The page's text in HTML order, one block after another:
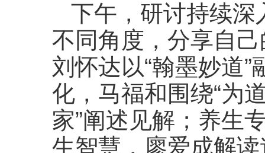
下午，研讨持续深
不同角度，分享自
刘怀达以“翰墨妙道
化，马福和围绕“为
家”阐述见解；养生
生智慧，廖爱成解